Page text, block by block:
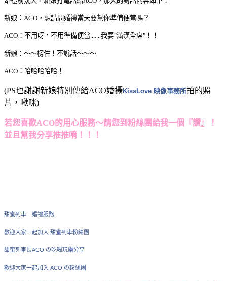
新娘：ACO，想請問婚禮當天要幫你準備便當嗎？
ACO：不用呀，不用準備便當.......我要"滿漢全席"！！
新娘：～～楞住！不說話～～～
ACO：哈哈哈哈哈！
(PS也謝謝新娘特別傳給ACO婚攝KissLove 映像事務所拍的照
片，啾咪)
若您喜歡ACO的用心服務～請您到粉絲團給我一個『讚』！
並且幫我分享推推唷！！！
甜蜜列車 婚禮服務
歡迎大家一起加入 甜蜜列車粉絲團
甜蜜列車長ACO の吃喝玩樂分享
歡迎大家一起加入 ACO の粉絲團